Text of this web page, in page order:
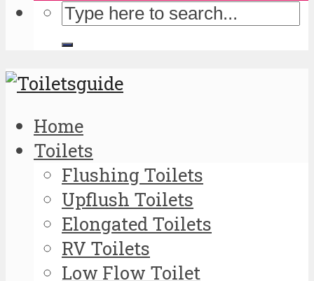
Home
Toilets
Flushing Toilets
Upflush Toilets
Elongated Toilets
RV Toilets
Low Flow Toilet